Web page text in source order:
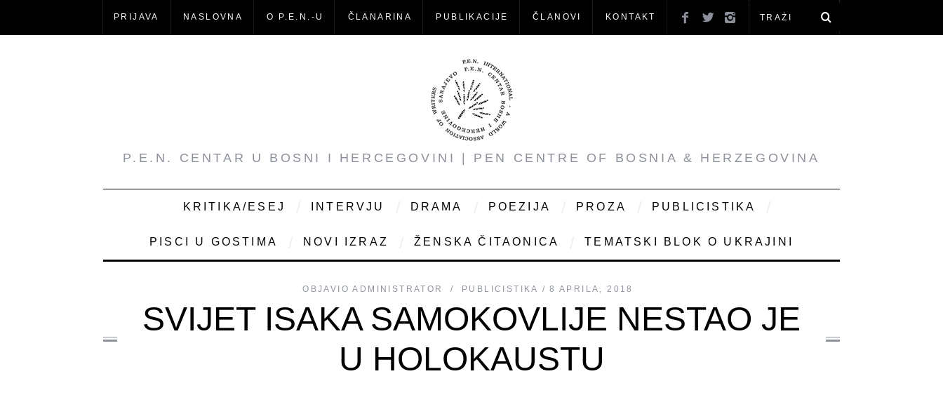
PRIJAVA NASLOVNA O P.E.N.-U ČLANARINA PUBLIKACIJE ČLANOVI KONTAKT
P.E.N. CENTAR U BOSNI I HERCEGOVINI | PEN CENTRE OF BOSNIA & HERZEGOVINA
KRITIKA/ESEJ INTERVJU DRAMA POEZIJA PROZA PUBLICISTIKA
PISCI U GOSTIMA NOVI IZRAZ ŽENSKA ČITAONICA TEMATSKI BLOK O UKRAJINI
OBJAVIO ADMINISTRATOR PUBLICISTIKA 8 APRILA, 2018
SVIJET ISAKA SAMOKOVLIJE NESTAO JE
U HOLOKAUSTU